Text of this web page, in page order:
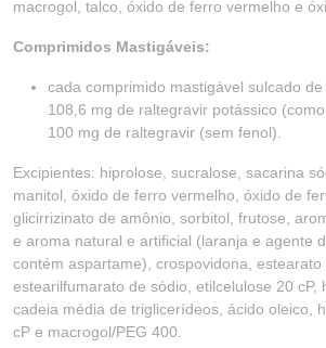
macrogol, talco, óxido de ferro vermelho e
Comprimidos Mastigáveis:
cada comprimido mastigável sulcado
108,6 mg de raltegravir potássico
100 mg de raltegravir (sem fenol).
Excipientes: hiprolose, sucralose, sacarina
manitol, óxido de ferro vermelho, óxido de
glicirrizinato de amônio, sorbitol, frutose,
e aroma natural e artificial (laranja e agente
contém aspartame), crospovidona, estearato
estearilfumarato de sódio, etilcelulose 20 cP,
cadeia média de triglicerídeos, ácido oleico,
cP e macrogol/PEG 400.